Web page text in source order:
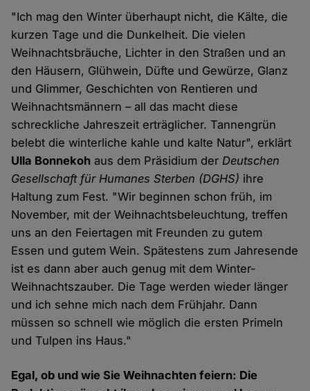
"Ich mag den Winter überhaupt nicht, die Kälte, die
kurzen Tage und die Dunkelheit. Die vielen
Weihnachtsbräuche, Lichter in den Straßen und an
den Häusern, Glühwein, Düfte und Gewürze, Glanz
und Glimmer, Geschichten von Rentieren und
Weihnachtsmännern – all das macht diese
schreckliche Jahreszeit erträglicher. Tannengrün
belebt die winterliche kahle und kalte Natur", erklärt
Ulla Bonnekoh aus dem Präsidium derDeutschen
Gesellschaft für Humanes Sterben (DGHS) ihre
Haltung zum Fest. "Wir beginnen schon früh, im
November, mit der Weihnachtsbeleuchtung, treffen
uns an den Feiertagen mit Freunden zu gutem
Essen und gutem Wein. Spätestens zum Jahresende
ist es dann aber auch genug mit dem Winter-
Weihnachtszauber. Die Tage werden wieder länger
und ich sehne mich nach dem Frühjahr. Dann
müssen so schnell wie möglich die ersten Primeln
und Tulpen ins Haus."
Egal, ob und wie Sie Weihnachten feiern: Die